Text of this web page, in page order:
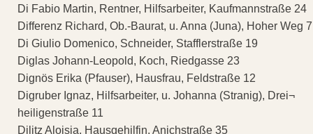
Di Fabio Martin, Rentner, Hilfsarbeiter, Kaufmannstraße 24
Differenz Richard, Ob.-Baurat, u. Anna (Juna), Hoher Weg 7
Di Giulio Domenico, Schneider, Stafflerstraße 19
Diglas Johann-Leopold, Koch, Riedgasse 23
Dignös Erika (Pfauser), Hausfrau, Feldstraße 12
Digruber Ignaz, Hilfsarbeiter, u. Johanna (Stranig), Drei¬
heiligenstraße 11
Dilitz Aloisia, Hausgehilfin, Anichstraße 35